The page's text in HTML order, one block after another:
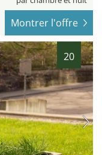
Montrer l'offre
20